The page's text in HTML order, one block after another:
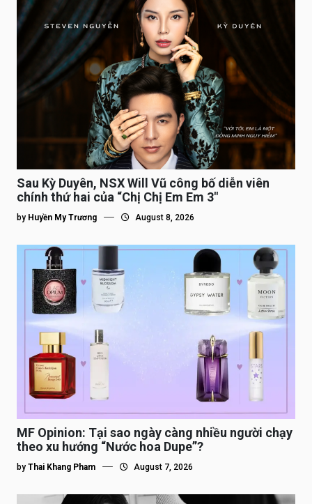
Sau Kỳ Duyên, NSX Will Vũ công bố diễn viên
chính thứ hai của “Chị Chị Em Em 3″
by Huyền My Trương August 8, 2026
MF Opinion: Tại sao ngày càng nhiều người chạy
theo xu hướng “Nước hoa Dupe”?
by Thai Khang Pham August 7, 2026